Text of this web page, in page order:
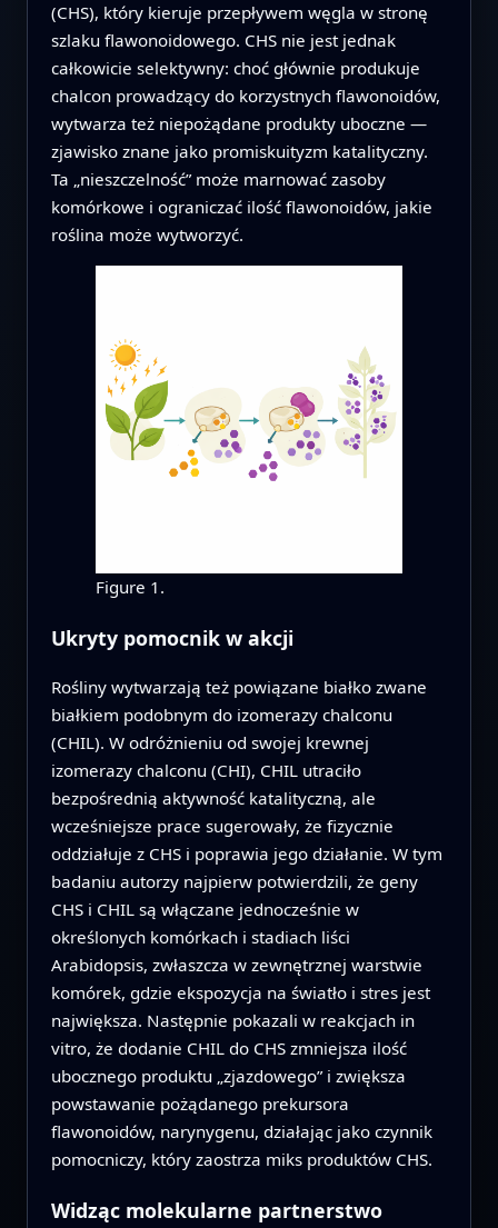
(CHS), który kieruje przepływem węgla w stronę
szlaku flawonoidowego. CHS nie jest jednak
całkowicie selektywny: choć głównie produkuje
chalcon prowadzący do korzystnych flawonoidów,
wytwarza też niepożądane produkty uboczne —
zjawisko znane jako promiskuityzm katalityczny.
Ta „nieszczelność” może marnować zasoby
komórkowe i ograniczać ilość flawonoidów, jakie
roślina może wytworzyć.
Figure 1.
Ukryty pomocnik w akcji
Rośliny wytwarzają też powiązane białko zwane
białkiem podobnym do izomerazy chalconu
(CHIL). W odróżnieniu od swojej krewnej
izomerazy chalconu (CHI), CHIL utraciło
bezpośrednią aktywność katalityczną, ale
wcześniejsze prace sugerowały, że fizycznie
oddziałuje z CHS i poprawia jego działanie. W tym
badaniu autorzy najpierw potwierdzili, że geny
CHS i CHIL są włączane jednocześnie w
określonych komórkach i stadiach liści
Arabidopsis, zwłaszcza w zewnętrznej warstwie
komórek, gdzie ekspozycja na światło i stres jest
największa. Następnie pokazali w reakcjach in
vitro, że dodanie CHIL do CHS zmniejsza ilość
ubocznego produktu „zjazdowego” i zwiększa
powstawanie pożądanego prekursora
flawonoidów, narynygenu, działając jako czynnik
pomocniczy, który zaostrza miks produktów CHS.
Widząc molekularne partnerstwo